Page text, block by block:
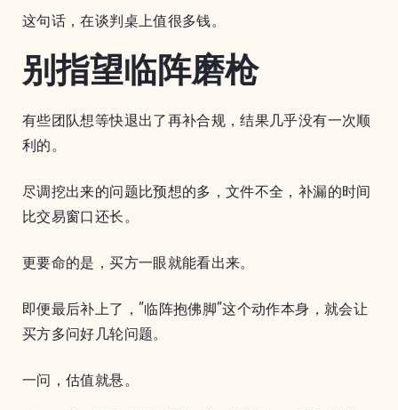
这句话，在谈判桌上值很多钱。
别指望临阵磨枪
有些团队想等快退出了再补合规，结果几乎没有一次顺
利的。
尽调挖出来的问题比预想的多，文件不全，补漏的时间
比交易窗口还长。
更要命的是，买方一眼就能看出来。
即便最后补上了，“临阵抱佛脚”这个动作本身，就会让
买方多问好几轮问题。
一问，估值就悬。